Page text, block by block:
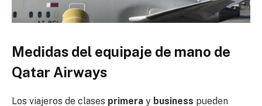
Medidas del equipaje de mano de
Qatar Airways
Los viajeros de clases primera y business pueden